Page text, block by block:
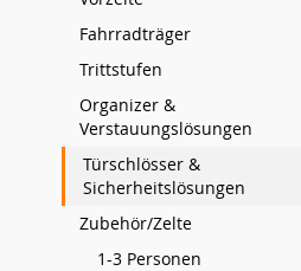
Fahrradträger
Trittstufen
Organizer &
Verstauungslösungen
Türschlösser &
Sicherheitslösungen
Zubehör/Zelte
1-3 Personen